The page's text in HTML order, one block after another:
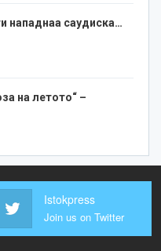
нападнаа саудиска…
на летото“ –
Istokpress
Join us on Twitter